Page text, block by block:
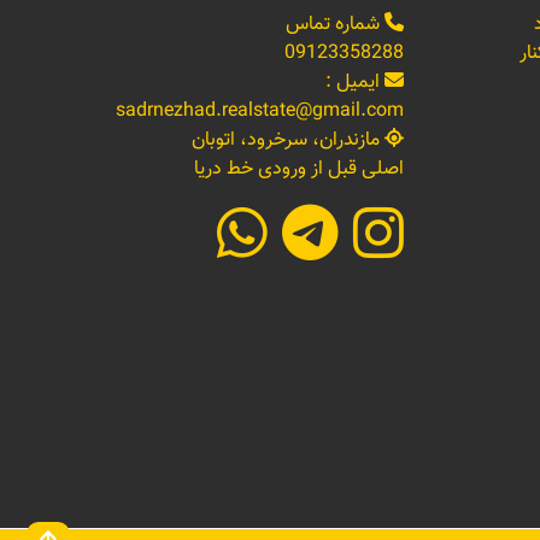
شماره تماس
09123358288
ایمیل :
sadrnezhad.realstate@gmail.com
مازندران، سرخرود، اتوبان
اصلی قبل از ورودی خط دریا